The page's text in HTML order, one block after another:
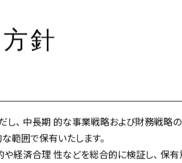
針
し、 中長期 的な事業戦略および財務戦
範囲で保有いたします。
経済合理 性などを総合的に検証し、